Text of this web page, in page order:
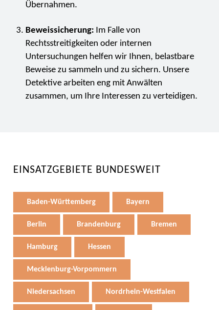
Übernahmen.
Beweissicherung: Im Falle von
Rechtsstreitigkeiten oder internen
Untersuchungen helfen wir Ihnen, belastbare
Beweise zu sammeln und zu sichern. Unsere
Detektive arbeiten eng mit Anwälten
zusammen, um Ihre Interessen zu verteidigen.
EINSATZGEBIETE BUNDESWEIT
Baden-Württemberg Bayern
Berlin Brandenburg Bremen
Hamburg Hessen
Mecklenburg-Vorpommern
Niedersachsen Nordrhein-Westfalen